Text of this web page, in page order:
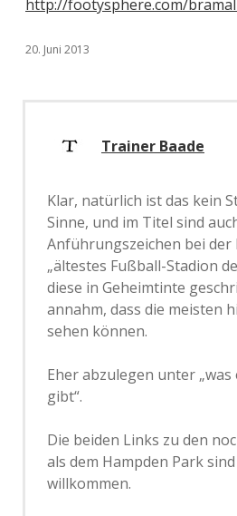
http://footysphere.com/
20. Juni 2013
Trainer Baade
Klar, natürlich ist das kein
Sinne, und im Titel sind
Anführungszeichen bei
„ältestes Fußball-Stadion
diese in Geheimtinte
annahm, dass die meisten
sehen können.
Eher abzulegen unter „was
gibt“.
Die beiden Links zu den
als dem Hampden Park
willkommen.